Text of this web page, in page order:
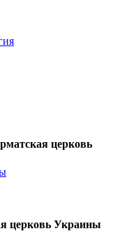
церковь
церковь Украины